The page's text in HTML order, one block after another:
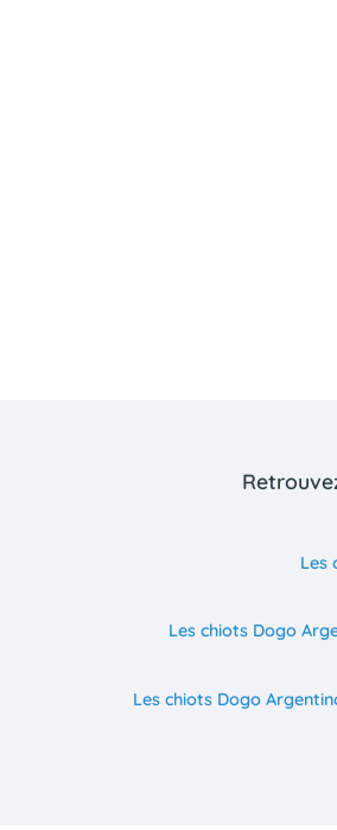
Les
Les chiots Dogo
Les chiots Dogo